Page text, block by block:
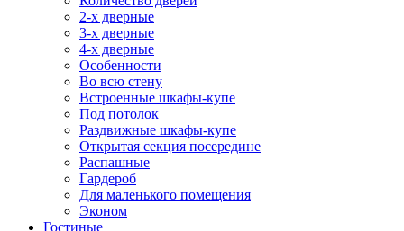
2-х дверные
3-х дверные
4-х дверные
Особенности
Во всю стену
Встроенные шкафы-купе
Под потолок
Раздвижные шкафы-купе
Открытая секция посередине
Распашные
Гардероб
Для маленького помещения
Эконом
Гостиные